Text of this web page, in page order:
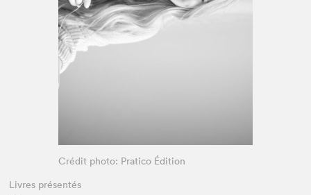
Crédit photo: Pratico Édition
Livres présentés